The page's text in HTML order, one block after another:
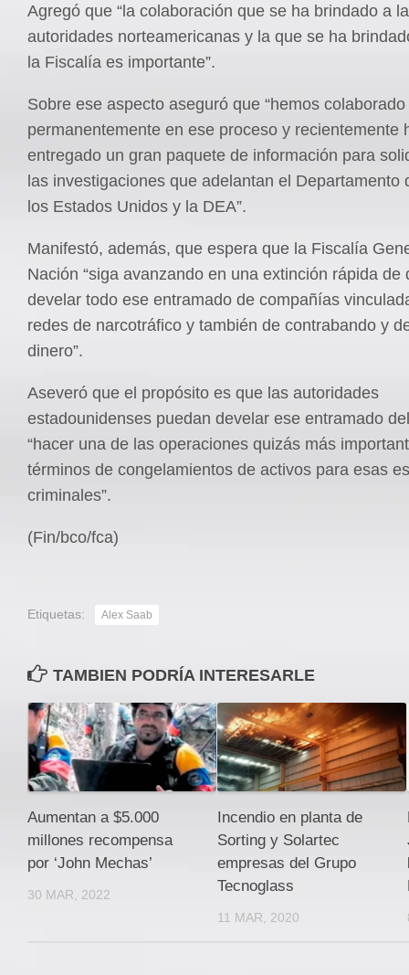
Agregó que “la colaboración que se ha brindado a
autoridades norteamericanas y la que se ha
la Fiscalía es importante”.
Sobre ese aspecto aseguró que “hemos colaborado
permanentemente en ese proceso y recientemente
entregado un gran paquete de información para
las investigaciones que adelantan el Departamento
los Estados Unidos y la DEA”.
Manifestó, además, que espera que la Fiscalía
Nación “siga avanzando en una extinción rápida de
develar todo ese entramado de compañías
redes de narcotráfico y también de contrabando y
dinero”.
Aseveró que el propósito es que las autoridades
estadounidenses puedan develar ese entramado
“hacer una de las operaciones quizás más
términos de congelamientos de activos para esas
criminales”.
(Fin/bco/fca)
Etiquetas: Alex Saab
TAMBIEN PODRÍA INTERESARLE
Aumentan a $5.000
millones recompensa
por ‘John Mechas’
30 MAR, 2022
Incendio en planta de
Sorting y Solartec
empresas del Grupo
Tecnoglass
11 MAR, 2020